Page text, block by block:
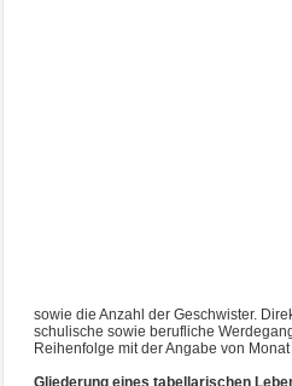
sowie die Anzahl der Geschwister.
schulische sowie berufliche
Reihenfolge mit der Angabe von
Gliederung eines tabellarischen